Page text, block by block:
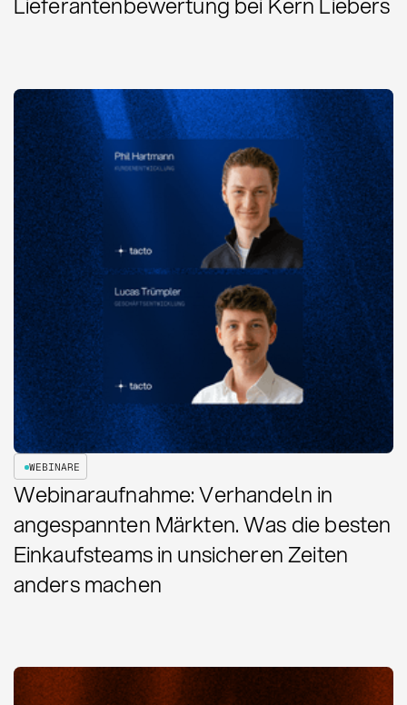
WEBINARE
Webinaraufnahme: Verhandeln in
angespannten Märkten. Was die besten
Einkaufsteams in unsicheren Zeiten
anders machen